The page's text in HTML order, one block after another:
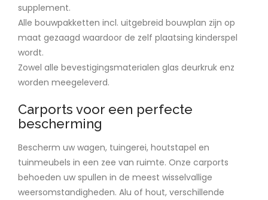
supplement.
Alle bouwpakketten incl. uitgebreid bouwplan zijn op
maat gezaagd waardoor de zelf plaatsing kinderspel
wordt.
Zowel alle bevestigingsmaterialen glas deurkruk enz
worden meegeleverd.
Carports voor een perfecte
bescherming
Bescherm uw wagen, tuingerei, houtstapel en
tuinmeubels in een zee van ruimte. Onze carports
behoeden uw spullen in de meest wisselvallige
weersomstandigheden. Alu of hout, verschillende